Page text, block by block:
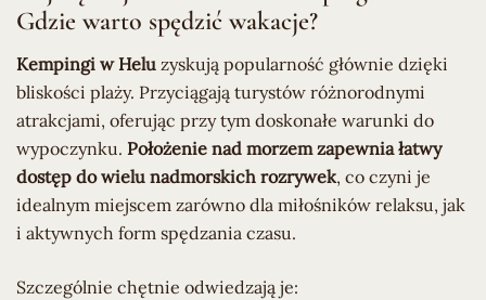
Gdzie warto spędzić wakacje?
Kempingi w Helu zyskują popularność głównie dzięki
bliskości plaży. Przyciągają turystów różnorodnymi
atrakcjami, oferując przy tym doskonałe warunki do
wypoczynku. Położenie nad morzem zapewnia łatwy
dostęp do wielu nadmorskich rozrywek, co czyni je
idealnym miejscem zarówno dla miłośników relaksu, jak
i aktywnych form spędzania czasu.
Szczególnie chętnie odwiedzają je: